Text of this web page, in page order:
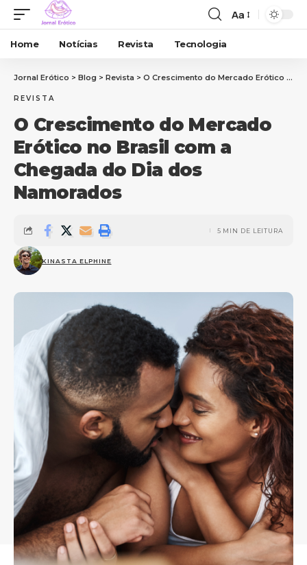
Aa
Home Notícias Revista Tecnologia
Jornal Erótico > Blog > Revista > O Crescimento do Mercado Erótico no Brasil com a Chegada do Dia dos Namorados
REVISTA
O Crescimento do Mercado
Erótico no Brasil com a
Chegada do Dia dos
Namorados
KINASTA ELPHINE
5 MIN DE LEITURA